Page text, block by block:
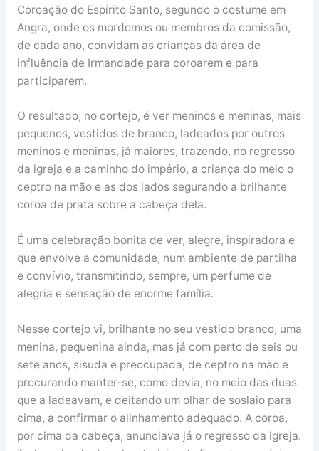
Coroação do Espírito Santo, segundo o costume em
Angra, onde os mordomos ou membros da comissão,
de cada ano, convidam as crianças da área de
influência de Irmandade para coroarem e para
participarem.
O resultado, no cortejo, é ver meninos e meninas, mais
pequenos, vestidos de branco, ladeados por outros
meninos e meninas, já maiores, trazendo, no regresso
da igreja e a caminho do império, a criança do meio o
ceptro na mão e as dos lados segurando a brilhante
coroa de prata sobre a cabeça dela.
É uma celebração bonita de ver, alegre, inspiradora e
que envolve a comunidade, num ambiente de partilha
e convívio, transmitindo, sempre, um perfume de
alegria e sensação de enorme família.
Nesse cortejo vi, brilhante no seu vestido branco, uma
menina, pequenina ainda, mas já com perto de seis ou
sete anos, sisuda e preocupada, de ceptro na mão e
procurando manter-se, como devia, no meio das duas
que a ladeavam, e deitando um olhar de soslaio para
cima, a confirmar o alinhamento adequado. A coroa,
por cima da cabeça, anunciava já o regresso da igreja.